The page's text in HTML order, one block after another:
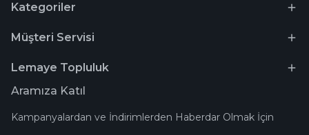
Kategoriler
Müşteri Servisi
Lemaye Topluluk
Aramıza Katıl
Kampanyalardan ve İndirimlerden Haberdar Olmak İçin